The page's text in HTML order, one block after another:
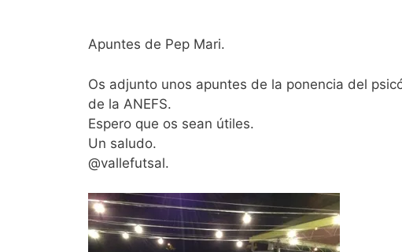
Apuntes de Pep Mari.
Os adjunto unos apuntes de la ponencia del
de la ANEFS.
Espero que os sean útiles.
Un saludo.
@vallefutsal.